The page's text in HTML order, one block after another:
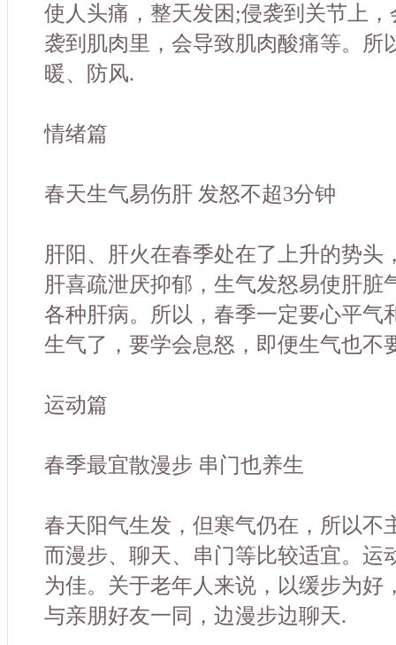
使人头痛，整天发困;侵袭到关节上
袭到肌肉里，会导致肌肉酸痛等。所
暖、防风.
情绪篇
春天生气易伤肝 发怒不超3分钟
肝阳、肝火在春季处在了上升的势头
肝喜疏泄厌抑郁，生气发怒易使肝脏
各种肝病。所以，春季一定要心平气
生气了，要学会息怒，即便生气也不
运动篇
春季最宜散漫步 串门也养生
春天阳气生发，但寒气仍在，所以不
而漫步、聊天、串门等比较适宜。运
为佳。关于老年人来说，以缓步为好
与亲朋好友一同，边漫步边聊天.